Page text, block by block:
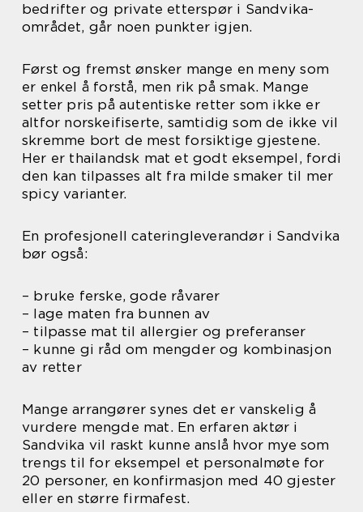
bedrifter og private etterspør i Sandvika-
området, går noen punkter igjen.
Først og fremst ønsker mange en meny som
er enkel å forstå, men rik på smak. Mange
setter pris på autentiske retter som ikke er
altfor norskeifiserte, samtidig som de ikke vil
skremme bort de mest forsiktige gjestene.
Her er thailandsk mat et godt eksempel, fordi
den kan tilpasses alt fra milde smaker til mer
spicy varianter.
En profesjonell cateringleverandør i Sandvika
bør også:
– bruke ferske, gode råvarer
– lage maten fra bunnen av
– tilpasse mat til allergier og preferanser
– kunne gi råd om mengder og kombinasjon
av retter
Mange arrangører synes det er vanskelig å
vurdere mengde mat. En erfaren aktør i
Sandvika vil raskt kunne anslå hvor mye som
trengs til for eksempel et personalmøte for
20 personer, en konfirmasjon med 40 gjester
eller en større firmafest.